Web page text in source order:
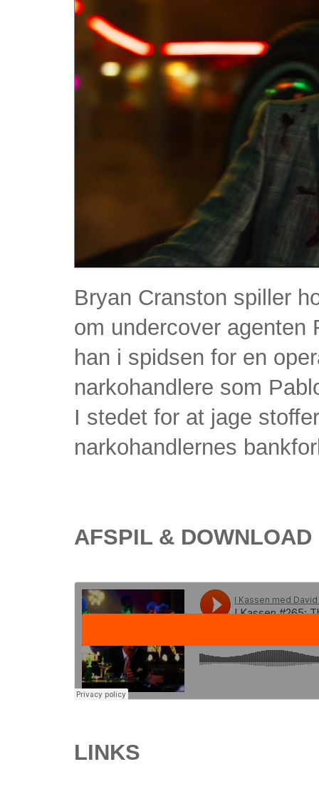
Bryan Cranston spiller
om undercover agenten
han i spidsen for en
narkohandlere som
I stedet for at jage
narkohandlernes
AFSPIL & DOWNLOAD
LINKS